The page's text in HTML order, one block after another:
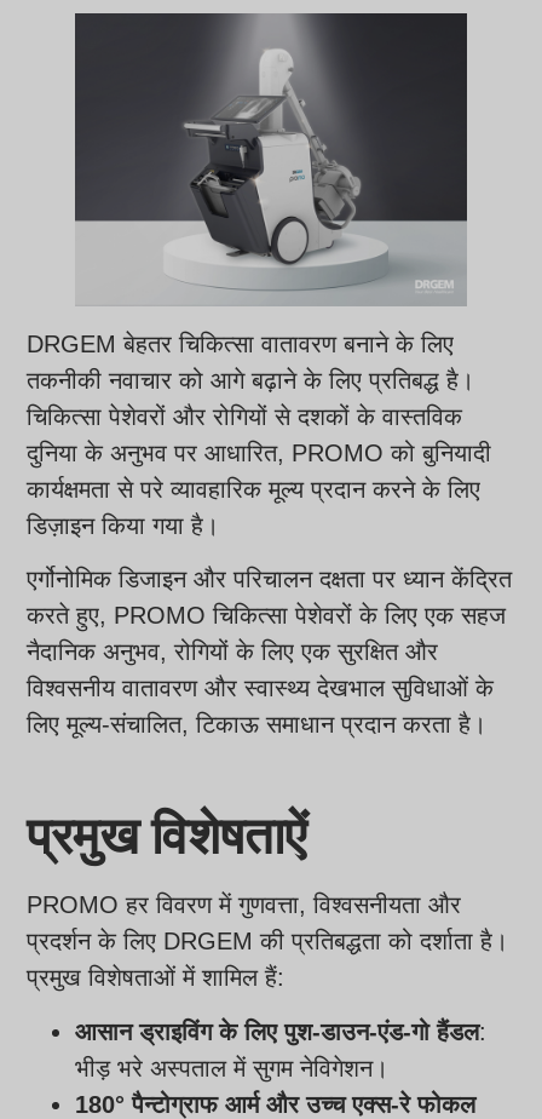
DRGEM बेहतर चिकित्सा वातावरण बनाने के लिए
तकनीकी नवाचार को आगे बढ़ाने के लिए प्रतिबद्ध है।
चिकित्सा पेशेवरों और रोगियों से दशकों के वास्तविक
दुनिया के अनुभव पर आधारित, PROMO को बुनियादी
कार्यक्षमता से परे व्यावहारिक मूल्य प्रदान करने के लिए
डिज़ाइन किया गया है।
एर्गोनोमिक डिजाइन और परिचालन दक्षता पर ध्यान केंद्रित
करते हुए, PROMO चिकित्सा पेशेवरों के लिए एक सहज
नैदानिक अनुभव, रोगियों के लिए एक सुरक्षित और
विश्वसनीय वातावरण और स्वास्थ्य देखभाल सुविधाओं के
लिए मूल्य-संचालित, टिकाऊ समाधान प्रदान करता है।
प्रमुख विशेषताऐं
PROMO हर विवरण में गुणवत्ता, विश्वसनीयता और
प्रदर्शन के लिए DRGEM की प्रतिबद्धता को दर्शाता है।
प्रमुख विशेषताओं में शामिल हैं:
आसान ड्राइविंग के लिए पुश-डाउन-एंड-गो हैंडल:
भीड़ भरे अस्पताल में सुगम नेविगेशन।
180° पैन्टोग्राफ आर्म और उच्च एक्स-रे फोकल